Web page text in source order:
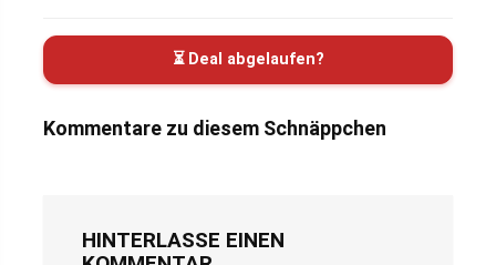
⏳ Deal abgelaufen?
Kommentare zu diesem Schnäppchen
HINTERLASSE EINEN